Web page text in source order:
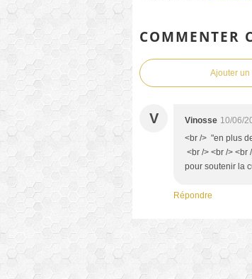
COMMENTER
Ajouter un
V Vinosse 10/06/
<br /> "en plus
<br /> <br />
pour soutenir la
Répondre